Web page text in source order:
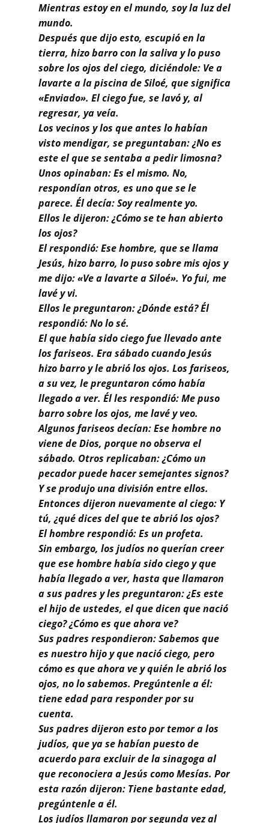
Mientras estoy en el mundo, soy la luz del
mundo.
Después que dijo esto, escupió en la
tierra, hizo barro con la saliva y lo puso
sobre los ojos del ciego, diciéndole: Ve a
lavarte a la piscina de Siloé, que significa
«Enviado». El ciego fue, se lavó y, al
regresar, ya veía.
Los vecinos y los que antes lo habían
visto mendigar, se preguntaban: ¿No es
este el que se sentaba a pedir limosna?
Unos opinaban: Es el mismo. No,
respondían otros, es uno que se le
parece. Él decía: Soy realmente yo.
Ellos le dijeron: ¿Cómo se te han abierto
los ojos?
El respondió: Ese hombre, que se llama
Jesús, hizo barro, lo puso sobre mis ojos y
me dijo: «Ve a lavarte a Siloé». Yo fui, me
lavé y vi.
Ellos le preguntaron: ¿Dónde está? Él
respondió: No lo sé.
El que había sido ciego fue llevado ante
los fariseos. Era sábado cuando Jesús
hizo barro y le abrió los ojos. Los fariseos,
a su vez, le preguntaron cómo había
llegado a ver. Él les respondió: Me puso
barro sobre los ojos, me lavé y veo.
Algunos fariseos decían: Ese hombre no
viene de Dios, porque no observa el
sábado. Otros replicaban: ¿Cómo un
pecador puede hacer semejantes signos?
Y se produjo una división entre ellos.
Entonces dijeron nuevamente al ciego: Y
tú, ¿qué dices del que te abrió los ojos?
El hombre respondió: Es un profeta.
Sin embargo, los judíos no querían creer
que ese hombre había sido ciego y que
había llegado a ver, hasta que llamaron
a sus padres y les preguntaron: ¿Es este
el hijo de ustedes, el que dicen que nació
ciego? ¿Cómo es que ahora ve?
Sus padres respondieron: Sabemos que
es nuestro hijo y que nació ciego, pero
cómo es que ahora ve y quién le abrió los
ojos, no lo sabemos. Pregúntenle a él:
tiene edad para responder por su
cuenta.
Sus padres dijeron esto por temor a los
judíos, que ya se habían puesto de
acuerdo para excluir de la sinagoga al
que reconociera a Jesús como Mesías. Por
esta razón dijeron: Tiene bastante edad,
pregúntenle a él.
Los judíos llamaron por segunda vez al